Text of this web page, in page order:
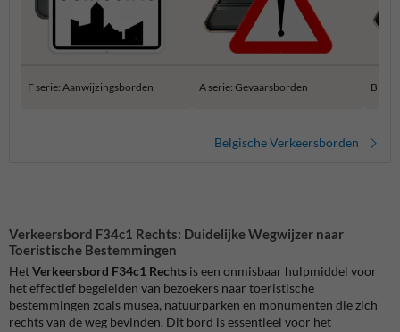
F serie: Aanwijzingsborden A serie: Gevaarsborden B
Belgische Verkeersborden
Verkeersbord F34c1 Rechts: Duidelijke Wegwijzer naar
Toeristische Bestemmingen
HetVerkeersbord F34c1 Rechts is een onmisbaar hulpmiddel voor
het effectief begeleiden van bezoekers naar toeristische
bestemmingen zoals musea, natuurparken en monumenten die zich
rechts van de weg bevinden. Dit bord is essentieel voor het